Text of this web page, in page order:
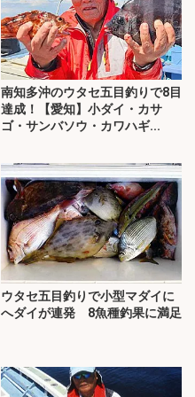
南知多沖のウタセ五目釣りで8目
達成！【愛知】小ダイ・カサ
ゴ・サンバソウ・カワハギ...
ウタセ五目釣りで小型マダイに
へダイが連発 8魚種釣果に満足